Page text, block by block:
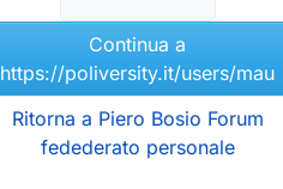
Continua a
https://poliversity.it/users/mau
Ritorna a Piero Bosio Forum
fedederato personale